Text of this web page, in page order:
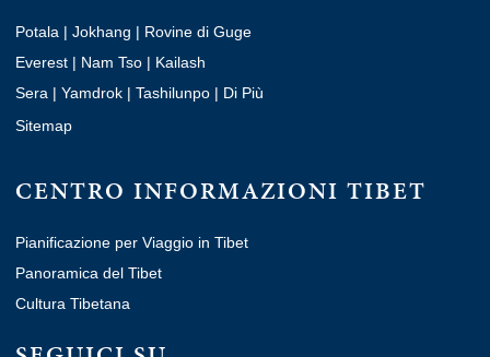
Potala | Jokhang | Rovine di Guge
Everest | Nam Tso | Kailash
Sera | Yamdrok | Tashilunpo | Di Più
Sitemap
CENTRO INFORMAZIONI TIBET
Pianificazione per Viaggio in Tibet
Panoramica del Tibet
Cultura Tibetana